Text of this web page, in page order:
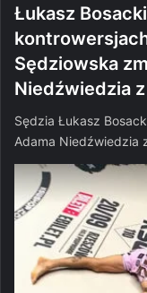
Łukasz
Sędziowska
Niedźwiedzia
Sędzia Łukasz
Adama Niedźwiedzia